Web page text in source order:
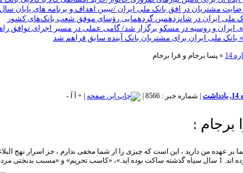
مشتریان در افق بانک ملی ایران /تببین اهداف و برنامه های پایان
ملی ایران در شانزدهمین گردهمایی رؤسای موفق شعب بانک‌های کشور
ایران و روسیه در مسکو برگزار شد/ گامی عملی در مسیر اجرای توافق
بانک ملی ایران برای مشتریان بانک آینده سابق فراهم شد
14
» پسا برجام و فرا برجام
, یادداشت شماره خبر : 8566 +
-
برجام :
به کار برده شده است.